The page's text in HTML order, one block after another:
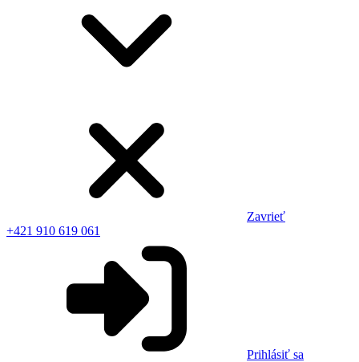
Zavrieť
+421 910 619 061
Prihlásiť sa